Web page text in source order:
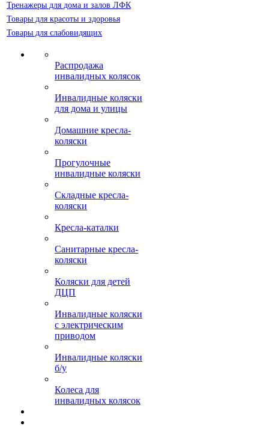
Тренажеры для дома и залов ЛФК
Товары для красоты и здоровья
Товары для слабовидящих
Распродажа
инвалидных колясок
Инвалидные коляски
для дома и улицы
Домашние кресла-
коляски
Прогулочные
инвалидные коляски
Складные кресла-
коляски
Кресла-каталки
Санитарные кресла-
коляски
Коляски для детей
ДЦП
Инвалидные коляски
с электрическим
приводом
Инвалидные коляски
б/у
Колеса для
инвалидных колясок